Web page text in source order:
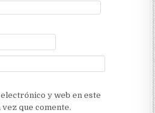
y web en este
que comente.